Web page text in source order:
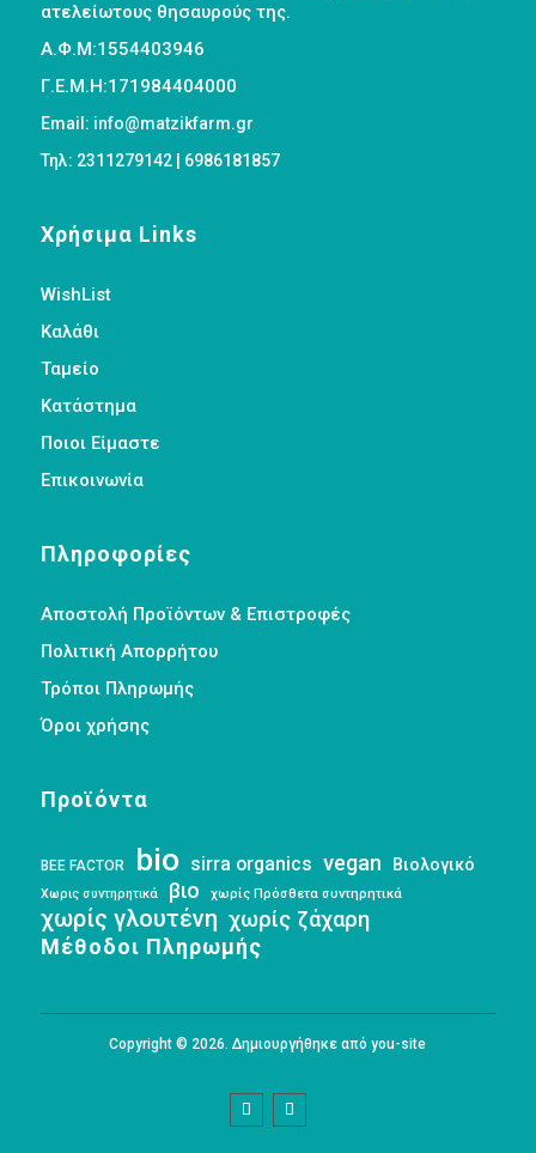
ατελείωτους θησαυρούς της.
Α.Φ.Μ:1554403946
Γ.Ε.Μ.Η:171984404000
Email: info@matzikfarm.gr
Τηλ: 2311279142 | 6986181857
Χρήσιμα Links
WishList
Καλάθι
Ταμείο
Κατάστημα
Ποιοι Είμαστε
Επικοινωνία
Πληροφορίες
Αποστολή Προϊόντων & Επιστροφές
Πολιτική Απορρήτου
Τρόποι Πληρωμής
Όροι χρήσης
Προϊόντα
BEE FACTOR bio sirra organics vegan Βιολογικό
Χωρις συντηρητικά βιο χωρίς Πρόσθετα συντηρητικά
χωρίς γλουτένη χωρίς ζάχαρη
Μέθοδοι Πληρωμής
Copyright © 2026. Δημιουργήθηκε από you-site